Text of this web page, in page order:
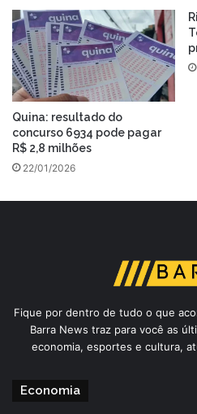
Quina: resultado do
concurso 6934 pode pagar
R$ 2,8 milhões
22/01/2026
Fique por dentro de tudo o que
Barra News traz para você as
economia, esportes e cultura,
Economia